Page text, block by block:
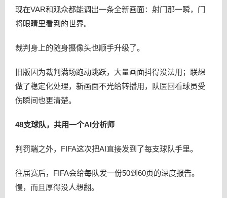
现在VAR和观众都能调出一条全新画面：射门那一瞬，门
将眼睛里看到的世界。
裁判身上的随身摄像头也顺手升级了。
旧版因为裁判满场跑动跳跃，大量画面抖得没法用；联想
做了稳定化处理，新画面不光给转播用，队医回看球员受
伤瞬间也更清楚。
48支球队，共用一个AI分析师
判罚端之外，FIFA这次把AI直接发到了每支球队手里。
往届赛后，FIFA会给每队发一份50到60页的深度报告。
慢，而且厚得没人想翻。